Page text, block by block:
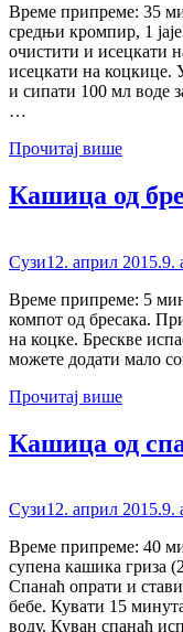
Време припреме: 35
средњи кромпир, 1
очистити и исецкати
исецкати на коцкице.
и сипати 100 мл воде
…
Прочитај више
Кашица од
Сузи12. април 2015.9.
Време припреме: 5
компот од бресака.
на коцке. Брескве
можете додати мало
Прочитај више
Кашица од
Сузи12. април 2015.9.
Време припреме: 40
супена кашика гриза
Спанаћ опрати и
бебе. Кувати 15
воду. Куван спанаћ